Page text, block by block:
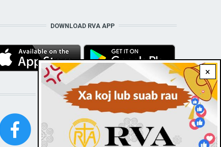
×
DOWNLOAD RVA APP
STAY CONNECTED WITH US!